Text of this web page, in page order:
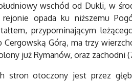
wschód od Dukli, w
opada ku niższemu
przypominającym
Górą, ma trzy
już Rymanów, oraz zachodni
stron otoczony jest przez